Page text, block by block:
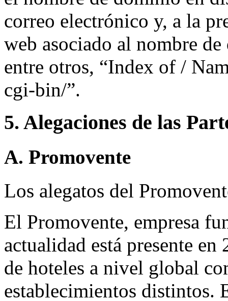
correo electrónico y, a la
web asociado al nombre
entre otros, “Index of /
cgi-bin/”.
5. Alegaciones de las
A. Promovente
Los alegatos del
El Promovente, empresa
actualidad está presente en
de hoteles a nivel global
establecimientos distintos.